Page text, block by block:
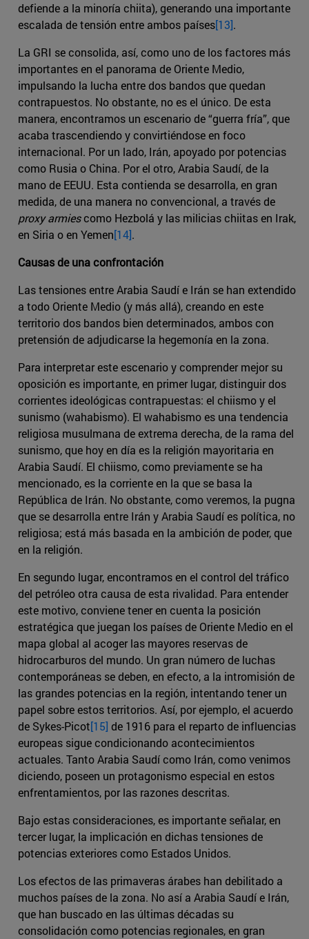
defiende a la minoría chiita), generando una importante
escalada de tensión entre ambos países[13].
La GRI se consolida, así, como uno de los factores más
importantes en el panorama de Oriente Medio,
impulsando la lucha entre dos bandos que quedan
contrapuestos. No obstante, no es el único. De esta
manera, encontramos un escenario de “guerra fría”, que
acaba trascendiendo y convirtiéndose en foco
internacional. Por un lado, Irán, apoyado por potencias
como Rusia o China. Por el otro, Arabia Saudí, de la
mano de EEUU. Esta contienda se desarrolla, en gran
medida, de una manera no convencional, a través de
proxy armiescomo Hezbolá y las milicias chiitas en Irak,
en Siria o en Yemen[14].
Causas de una confrontación
Las tensiones entre Arabia Saudí e Irán se han extendido
a todo Oriente Medio (y más allá), creando en este
territorio dos bandos bien determinados, ambos con
pretensión de adjudicarse la hegemonía en la zona.
Para interpretar este escenario y comprender mejor su
oposición es importante, en primer lugar, distinguir dos
corrientes ideológicas contrapuestas: el chiismo y el
sunismo (wahabismo). El wahabismo es una tendencia
religiosa musulmana de extrema derecha, de la rama del
sunismo, que hoy en día es la religión mayoritaria en
Arabia Saudí. El chiismo, como previamente se ha
mencionado, es la corriente en la que se basa la
República de Irán. No obstante, como veremos, la pugna
que se desarrolla entre Irán y Arabia Saudí es política, no
religiosa; está más basada en la ambición de poder, que
en la religión.
En segundo lugar, encontramos en el control del tráfico
del petróleo otra causa de esta rivalidad. Para entender
este motivo, conviene tener en cuenta la posición
estratégica que juegan los países de Oriente Medio en el
mapa global al acoger las mayores reservas de
hidrocarburos del mundo. Un gran número de luchas
contemporáneas se deben, en efecto, a la intromisión de
las grandes potencias en la región, intentando tener un
papel sobre estos territorios. Así, por ejemplo, el acuerdo
de Sykes-Picot[15] de 1916 para el reparto de influencias
europeas sigue condicionando acontecimientos
actuales. Tanto Arabia Saudí como Irán, como venimos
diciendo, poseen un protagonismo especial en estos
enfrentamientos, por las razones descritas.
Bajo estas consideraciones, es importante señalar, en
tercer lugar, la implicación en dichas tensiones de
potencias exteriores como Estados Unidos.
Los efectos de las primaveras árabes han debilitado a
muchos países de la zona. No así a Arabia Saudí e Irán,
que han buscado en las últimas décadas su
consolidación como potencias regionales, en gran